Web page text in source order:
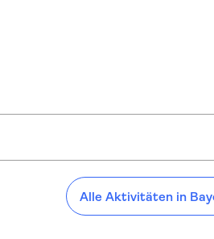
Alle Aktivitäten in